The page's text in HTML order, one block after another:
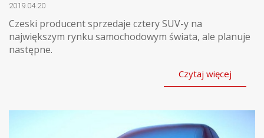
2019.04.20
Czeski producent sprzedaje cztery SUV-y na
największym rynku samochodowym świata, ale planuje
następne.
Czytaj więcej